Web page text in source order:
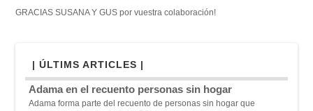
GRACIAS SUSANA Y GUS por vuestra colaboración!
| ÚLTIMS ARTICLES |
Adama en el recuento personas sin hogar
Adama forma parte del recuento de personas sin hogar que